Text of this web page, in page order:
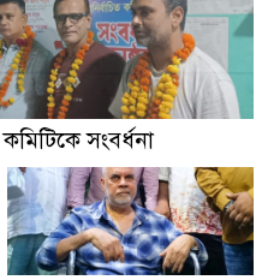
সংবর্ধনা